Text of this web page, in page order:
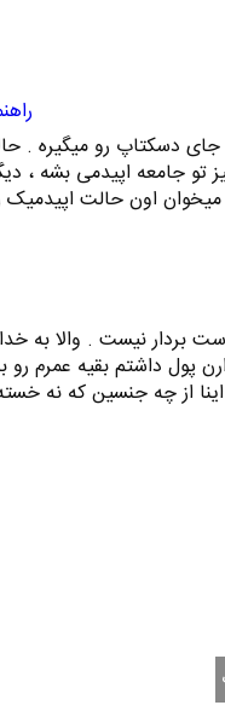
دسکتاپ رو میگیره .
اما خدا نکنه 1 چیز تو جامعه
اون حالت اپیدمیک
بردار نیست . والا به
پول داشتم بقیه عمرم
از چه جنسین که نه